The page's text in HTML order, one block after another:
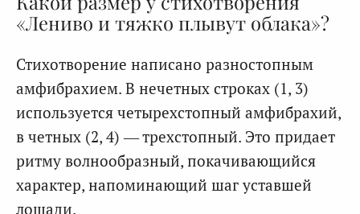
«Лениво и тяжко плывут облака»?
Стихотворение написано разностопным
амфибрахием. В нечетных строках (1, 3)
используется четырехстопный амфибрахий,
в четных (2, 4) — трехстопный. Это придает
ритму волнообразный, покачивающийся
характер, напоминающий шаг уставшей
лошади.